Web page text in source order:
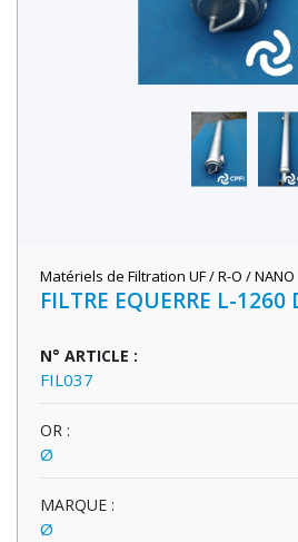
Matériels de Filtration UF / R-O / NANO
FILTRE EQUERRE L-1260
N° ARTICLE :
FIL037
OR :
Ø
MARQUE :
Ø